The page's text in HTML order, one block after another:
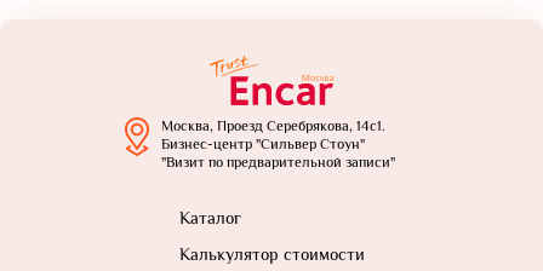
Москва, Проезд Серебрякова, 14с1.
Бизнес-центр "Сильвер Стоун"
"Визит по предварительной записи"
Каталог
Калькулятор стоимости